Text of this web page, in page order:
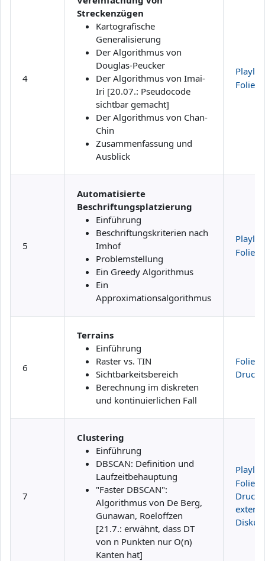
4
Streckenzügen
Kartografische
Generalisierung
Der Algorithmus von
Douglas-Peucker
Der Algorithmus von Imai-
Iri [20.07.: Pseudocode
sichtbar gemacht]
Der Algorithmus von Chan-
Chin
Zusammenfassung und
Ausblick
Playlist
Folien
5
Automatisierte
Beschriftungsplatzierung
Einführung
Beschriftungskriterien nach
Imhof
Problemstellung
Ein Greedy Algorithmus
Ein
Approximationsalgorithmus
Playlist
Folien
6
Terrains
Einführung
Raster vs. TIN
Sichtbarkeitsbereich
Berechnung im diskreten
und kontinuierlichen Fall
Folien
7
Clustering
Einführung
DBSCAN: Definition und
Laufzeitbehauptung
"Faster DBSCAN":
Algorithmus von De Berg,
Gunawan, Roeloffzen
[21.7.: erwähnt, dass DT
von n Punkten nur O(n)
Kanten hat]
Playlist
Folien